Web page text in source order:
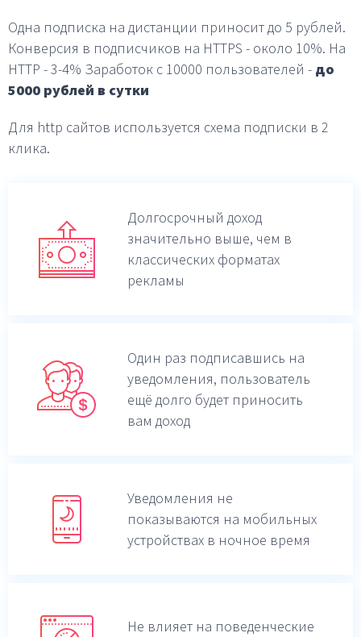
Одна подписка на дистанции приносит до 5 рублей.
Конверсия в подписчиков на HTTPS - около 10%. На
HTTP - 3-4% Заработок с 10000 пользователей - до
5000 рублей в сутки
Для http сайтов используется схема подписки в 2
клика.
Долгосрочный доход
значительно выше, чем в
классических форматах
рекламы
Один раз подписавшись на
уведомления, пользователь
ещё долго будет приносить
вам доход
Уведомления не
показываются на мобильных
устройствах в ночное время
Не влияет на поведенческие